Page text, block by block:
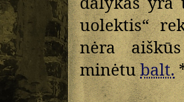
uolektis“
nėra
minėtubalt.